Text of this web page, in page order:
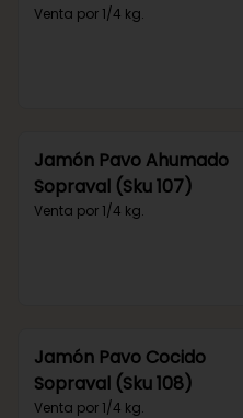
Venta por 1/4 kg.
Jamón Pavo Ahumado
Sopraval (Sku 107)
Venta por 1/4 kg.
Jamón Pavo Cocido
Sopraval (Sku 108)
Venta por 1/4 kg.